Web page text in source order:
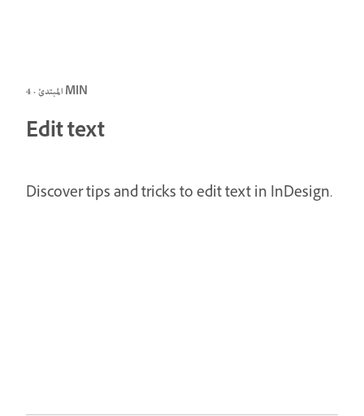
المبتدئ · 4 MIN
Edit text
Discover tips and tricks to edit text in InDesign.